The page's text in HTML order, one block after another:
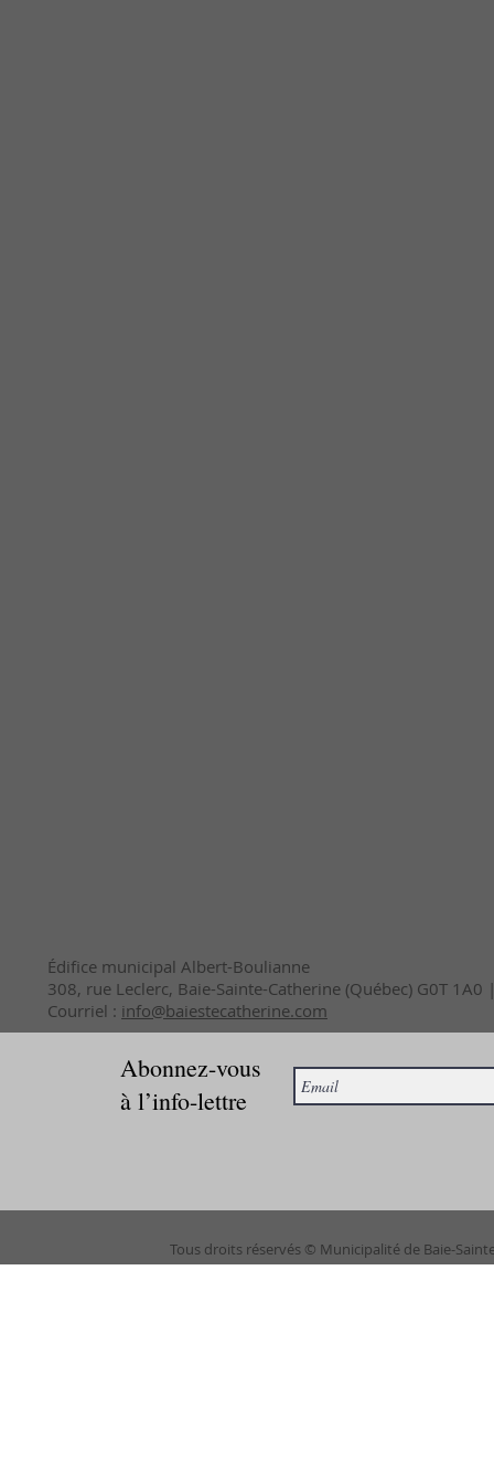
Édifice municipal Albert-Boulianne
308, rue Leclerc, Baie-Sainte-Catherine (Québec) G0T
Courriel : info@baiestecatherine.com
Abonnez-vous
à l’info-lettre
Tous droits réservés © Municipalité de Baie-